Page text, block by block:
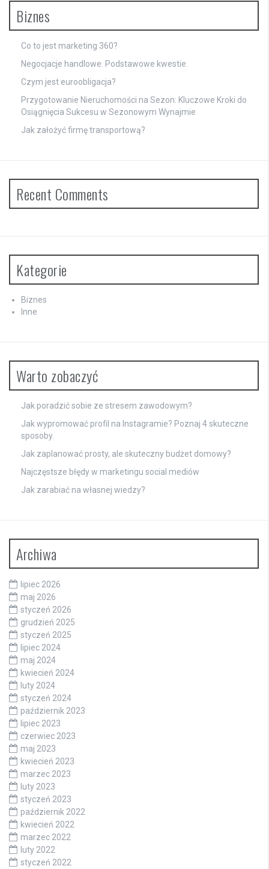
Biznes
Co to jest marketing 360?
Negocjacje handlowe. Podstawowe kwestie.
Czym jest euroobligacja?
Przygotowanie Nieruchomości na Sezon: Kluczowe Kroki do
Osiągnięcia Sukcesu w Sezonowym Wynajmie
Jak założyć firmę transportową?
Recent Comments
Kategorie
Biznes
Inne
Warto zobaczyć
Jak poradzić sobie ze stresem zawodowym?
Jak wypromować profil na Instagramie? Poznaj 4 skuteczne
sposoby.
Jak zaplanować prosty, ale skuteczny budżet domowy?
Najczęstsze błędy w marketingu social mediów
Jak zarabiać na własnej wiedzy?
Archiwa
lipiec 2026
maj 2026
styczeń 2026
grudzień 2025
styczeń 2025
lipiec 2024
maj 2024
kwiecień 2024
luty 2024
styczeń 2024
październik 2023
lipiec 2023
czerwiec 2023
maj 2023
kwiecień 2023
marzec 2023
luty 2023
styczeń 2023
październik 2022
kwiecień 2022
marzec 2022
luty 2022
styczeń 2022